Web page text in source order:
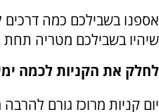
אספנו בשבילכם כמה דרכים
שיהיו בשבילכם מטריה
לחלק את הקניות לכמה
יום קניות מרוכז גורם